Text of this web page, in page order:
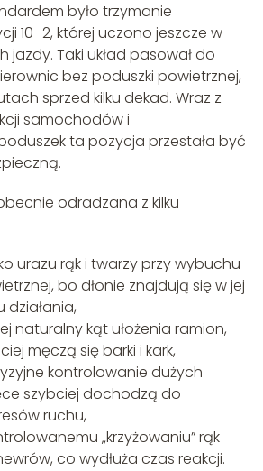
było trzymanie
10–2, której uczono jeszcze w
jazdy. Taki układ pasował do
bez poduszki powietrznej,
sprzed kilku dekad. Wraz z
samochodów i
ta pozycja przestała być
odradzana z kilku
urazu rąk i twarzy przy wybuchu
bo dłonie znajdują się w jej
działania,
naturalny kąt ułożenia ramion,
męczą się barki i kark,
kontrolowanie dużych
szybciej dochodzą do
ruchu,
„krzyżowaniu” rąk
co wydłuża czas reakcji.